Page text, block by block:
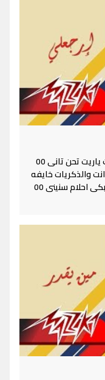
ارجعلى من سكات 00 ارحمنى من الاهات ياريت تحن تانى 00
ياريت تحتاج حنانى ياريت ترجع ثوانى 00 انت والذكريات خايفه
لا دموع حنينى 00 دمعه بتقول ناسينى ببكى احلام سنينى 00